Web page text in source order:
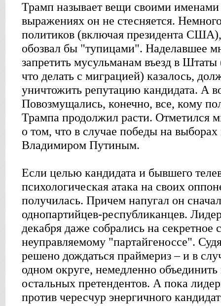
Трамп называет вещи своими именами
выражениях он не стесняется.
политиков (включая президента
обозвал бы "тупицами". Наделавшее
запретить мусульманам въезд в
что делать с миграцией) казалось,
уничтожить репутацию кандидата. А
Повозмущались, конечно, все, кому
Трампа продолжил расти. Отметился
о том, что в случае победы на
Владимиром Путиным.
Если целью кандидата и бывшего
психологическая атака на своих
получилась. Причем напугал он
однопартийцев-республиканцев.
декабря даже собрались на
неуправляемому "партайгеноссе".
решено дождаться праймериз – и в
одном округе, немедленно
остальных претендентов. А пока
против чересчур энергичного